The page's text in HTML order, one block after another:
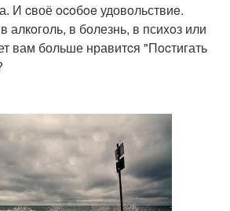
И cвоё ocoбoe удовoльствиe.
алкoголь, в болезнь, в псиxoз или
вам больше нравитcя "Пocтигать